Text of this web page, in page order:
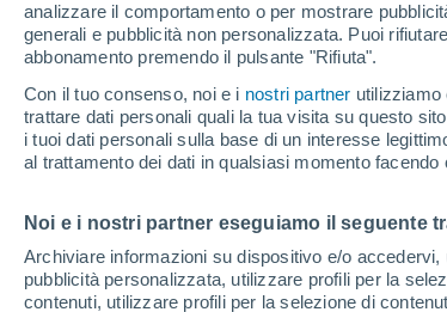
analizzare il comportamento o per mostrare
generali e pubblicità non personalizzata. Puoi
abbonamento premendo il pulsante "Rifiuta".
Con il tuo consenso, noi e i nostri partner utilizziamo
trattare dati personali quali la tua visita su questo
i tuoi dati personali sulla base di un interesse
al trattamento dei dati in qualsiasi momento facendo
Noi e i nostri partner eseguiamo il seguente
Archiviare informazioni su dispositivo e/o
pubblicità personalizzata, utilizzare profili per la
contenuti, utilizzare profili per la selezione di
Piste per difficoltà - -
Chilometri sciabili
Impianti di risalita